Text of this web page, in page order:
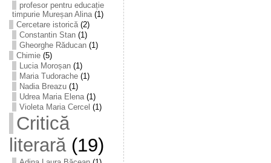
profesor pentru educație
timpurie Mureșan Alina(1)
Cercetare istorică(2)
Constantin Stan(1)
Gheorghe Răducan(1)
Chimie(5)
Lucia Moroșan(1)
Maria Tudorache(1)
Nadia Breazu(1)
Udrea Maria Elena(1)
Violeta Maria Cercel (1)
Critică
literară(19)